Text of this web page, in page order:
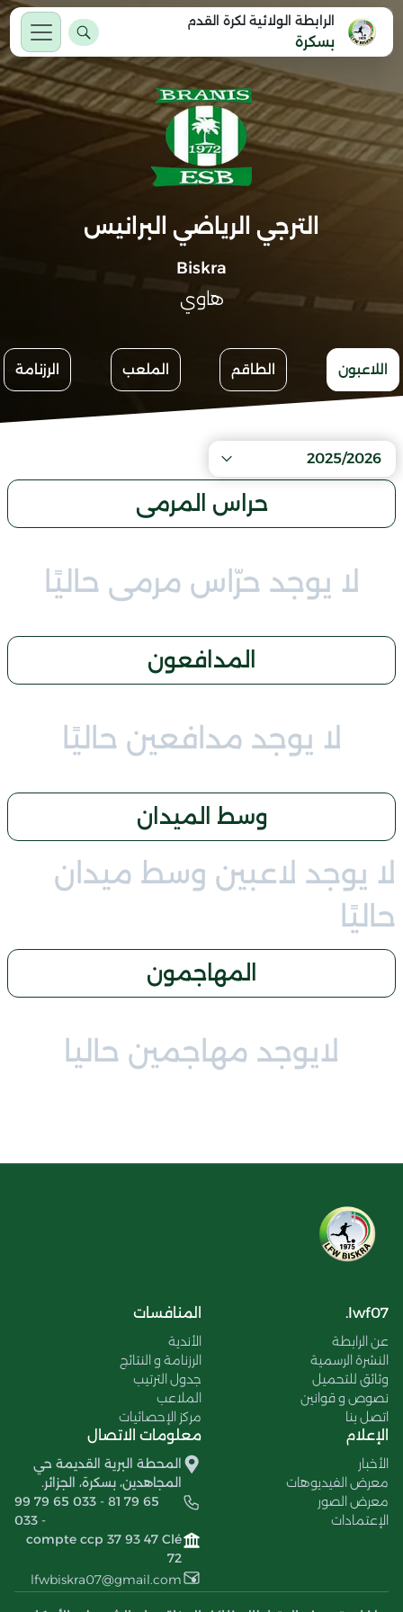
الرابطة الولائية لكرة القدم
بسكرة
الترجي الرياضي البرانيس
Biskra
هاوي
اللاعبون الطاقم الملعب الرزنامة
2025/2026
حراس المرمى
لا يوجد حرّاس مرمى حاليًا
المدافعون
لا يوجد مدافعين حاليًا
وسط الميدان
لا يوجد لاعبين وسط ميدان
حاليًا
المهاجمون
لايوجد مهاجمين حاليا
lwf07.
عن الرابطة
النشرة الرسمية
وثائق للتحميل
نصوص و قوانين
اتصل بنا
المنافسات
الأندية
الرزنامة و النتائج
جدول الترتيب
الملاعب
مركز الإحصائيات
الإعلام
الأخبار
معرض الفيديوهات
معرض الصور
الإعتمادات
معلومات الاتصال
المحطة البرية القديمة حي
المجاهدين، بسكرة، الجزائر.
99 79 65 033 - 81 79 65
033 -
compte ccp 37 93 47 Clé
72
lfwbiskra07@gmail.com